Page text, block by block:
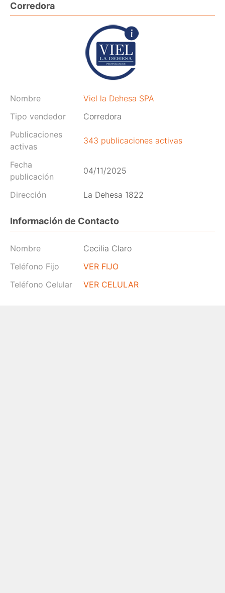
Corredora
Nombre
Viel la Dehesa SPA
Tipo vendedor
Corredora
Publicaciones
activas
343 publicaciones activas
Fecha
publicación
04/11/2025
Dirección La Dehesa 1822
Información de Contacto
Nombre
Cecilia Claro
Teléfono Fijo
VER FIJO
Teléfono Celular
VER CELULAR